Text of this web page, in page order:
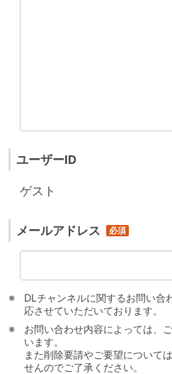
ユーザーID
ゲスト
メールアドレス
DLチャンネルに関するお問い合
応させていただいております。
お問い合わせ内容によっては、
います。
また削除要請やご要望について
せんのでご了承ください。